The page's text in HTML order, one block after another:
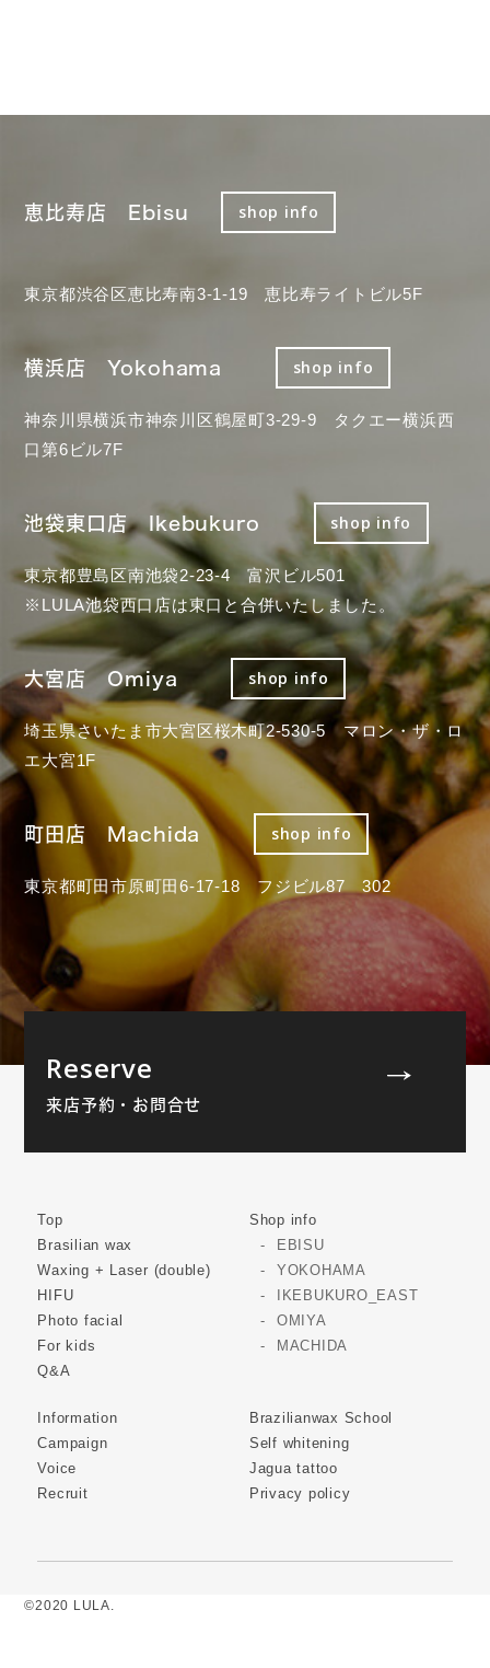
恵比寿店 Ebisu shop info
東京都渋谷区恵比寿南3-1-19 恵比寿ライトビル5F
横浜店 Yokohama shop info
神奈川県横浜市神奈川区鶴屋町3-29-9 タクエー横浜西
口第6ビル7F
池袋東口店 Ikebukuro shop info
東京都豊島区南池袋2-23-4 富沢ビル501
※LULA池袋西口店は東口と合併いたしました。
大宮店 Omiya shop info
埼玉県さいたま市大宮区桜木町2-530-5 マロン・ザ・ロ
エ大宮1F
町田店 Machida shop info
東京都町田市原町田6-17-18 フジビル87 302
Reserve
来店予約・お問合せ
Top
Brasilian wax
Waxing + Laser (double)
HIFU
Photo facial
For kids
Q&A
Shop info
EBISU
YOKOHAMA
IKEBUKURO_EAST
OMIYA
MACHIDA
Information
Campaign
Voice
Recruit
Brazilianwax School
Self whitening
Jagua tattoo
Privacy policy
©2020 LULA.